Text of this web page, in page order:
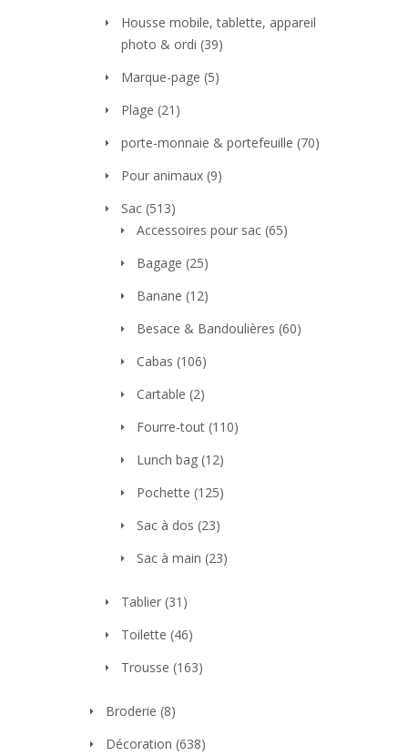
Housse mobile, tablette, appareil
photo & ordi (39)
Marque-page (5)
Plage (21)
porte-monnaie & portefeuille (70)
Pour animaux (9)
Sac (513)
Accessoires pour sac (65)
Bagage (25)
Banane (12)
Besace & Bandoulières (60)
Cabas (106)
Cartable (2)
Fourre-tout (110)
Lunch bag (12)
Pochette (125)
Sac à dos (23)
Sac à main (23)
Tablier (31)
Toilette (46)
Trousse (163)
Broderie (8)
Décoration (638)